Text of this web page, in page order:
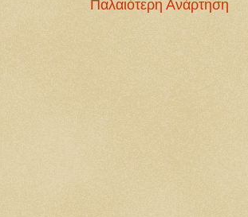
Παλαιότερη Ανάρτηση